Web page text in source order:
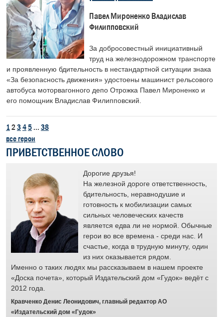
Павел Мироненко Владислав
Филипповский
За добросовестный инициативный
труд на железнодорожном транспорте
и проявленную бдительность в нестандартной ситуации знака
«За безопасность движения» удостоены машинист рельсового
автобуса моторвагонного депо Отрожка Павел Мироненко и
его помощник Владислав Филипповский.
12345 ... 38
все герои
ПРИВЕТСТВЕННОЕ СЛОВО
Дорогие друзья!
На железной дороге ответственность,
бдительность, неравнодушие и
готовность к мобилизации самых
сильных человеческих качеств
является едва ли не нормой. Обычные
герои во все времена - среди нас. И
счастье, когда в трудную минуту, один
из них оказывается рядом.
Именно о таких людях мы рассказываем в нашем проекте
«Доска почета», который Издательский дом «Гудок» ведёт с
2012 года.
Кравченко Денис Леонидович, главный редактор АО
«Издательский дом «Гудок»